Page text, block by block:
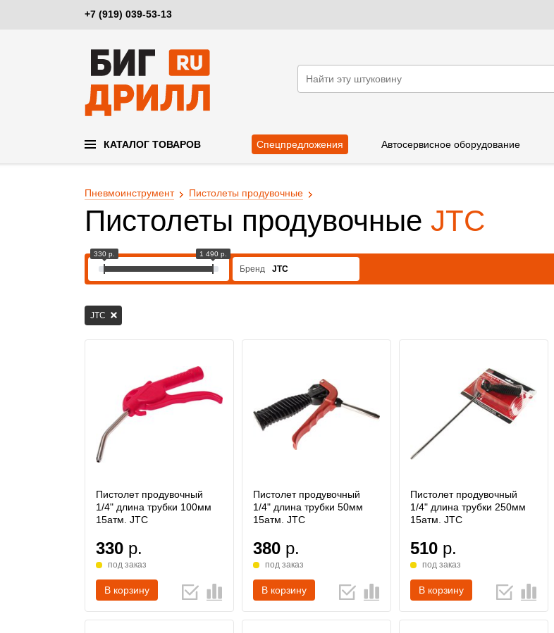
+7 (919) 039-53-13
КАТАЛОГ ТОВАРОВ Спецпредложения Автосервисное оборудование
Пневмоинструмент Пистолеты продувочные
Пистолеты продувочные JTC
330 р. 1 490 р.
Бренд JTC
JTC
Пистолет продувочный
1/4" длина трубки 100мм
15атм. JTC
330 р.
под заказ
В корзину
Пистолет продувочный
1/4" длина трубки 50мм
15атм. JTC
380 р.
под заказ
В корзину
Пистолет продувочный
1/4" длина трубки 250мм
15атм. JTC
510 р.
под заказ
В корзину